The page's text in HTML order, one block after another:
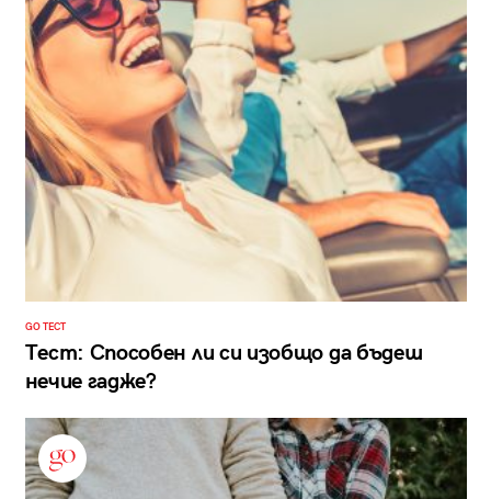
GO ТЕСТ
Тест: Способен ли си изобщо да бъдеш
нечие гадже?